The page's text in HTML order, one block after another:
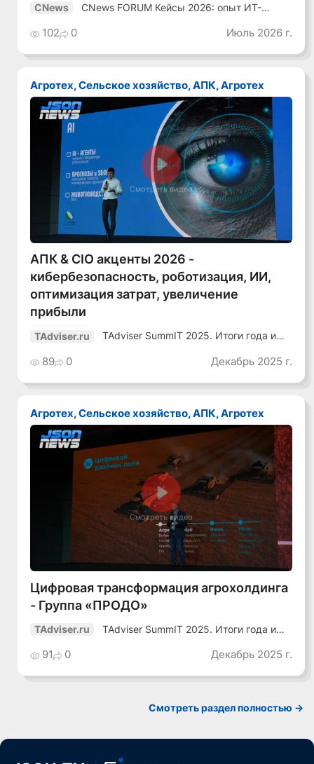
CNews
CNews FORUM Кейсы 2026: опыт ИТ-
102 0 Июль 2026 г.
Агротех, Сельское хозяйство, АПК, Агротех
Смотреть видео
АПК & CIO акценты 2026 -
кибербезопасность, роботизация, ИИ,
оптимизация затрат, увеличение
прибыли
TAdviser.ru
TAdviser SummIT 2025. Итоги года и
89 0 Декабрь 2025 г.
Агротех, Сельское хозяйство, АПК, Агротех
Смотреть видео
Цифровая трансформация агрохолдинга
- Группа «ПРОДО»
TAdviser.ru
TAdviser SummIT 2025. Итоги года и
91 0 Декабрь 2025 г.
Смотреть раздел полностью ->